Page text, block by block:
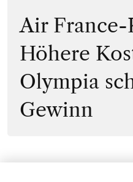
Air
Höhere
Olympia
Gewinn